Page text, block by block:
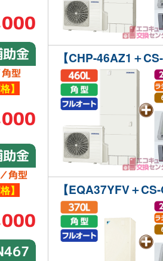
金
型
】
金
角型
】
【CHP-46AZ1＋
【EQA37YFV＋CS-